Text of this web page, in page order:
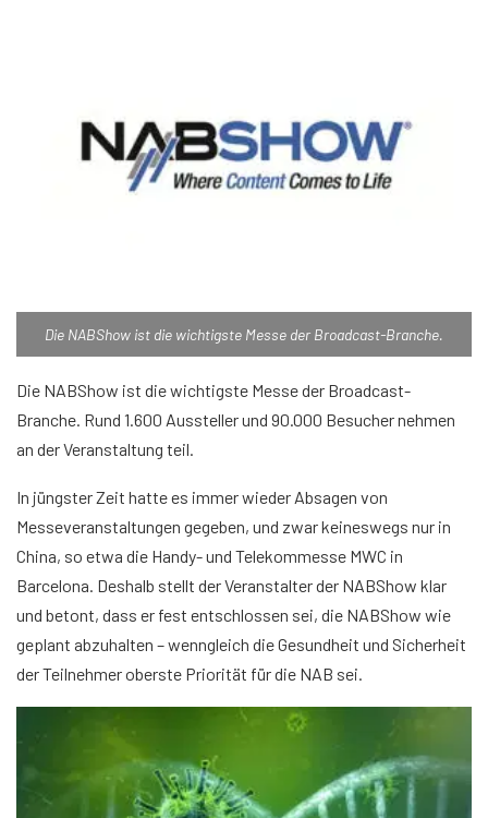
Die NABShow ist die wichtigste Messe der Broadcast-Branche.
Die NABShow ist die wichtigste Messe der Broadcast-
Branche. Rund 1.600 Aussteller und 90.000 Besucher nehmen
an der Veranstaltung teil.
In jüngster Zeit hatte es immer wieder Absagen von
Messeveranstaltungen gegeben, und zwar keineswegs nur in
China, so etwa die Handy- und Telekommesse MWC in
Barcelona. Deshalb stellt der Veranstalter der NABShow klar
und betont, dass er fest entschlossen sei, die NABShow wie
geplant abzuhalten – wenngleich die Gesundheit und Sicherheit
der Teilnehmer oberste Priorität für die NAB sei.